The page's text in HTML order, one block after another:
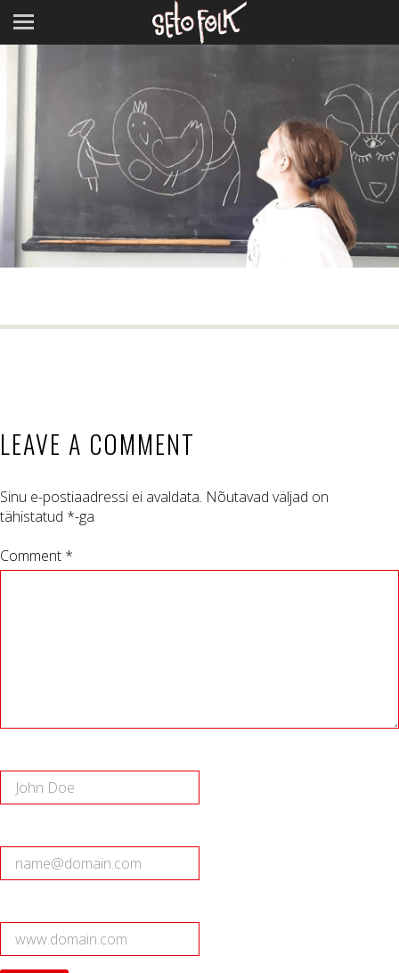
Previous Image
LEAVE A COMMENT
Sinu e-postiaadressi ei avaldata. Nõutavad väljad on
tähistatud *-ga
Comment *